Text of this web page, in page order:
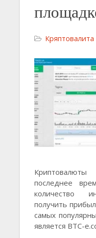
Кряптовалита
последнее
количество
получить
самых
является BTC-